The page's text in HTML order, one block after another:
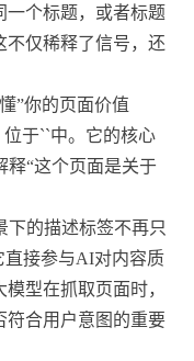
一个标题，或者标题
仅稀释了信号，还
”你的页面价值
位于``中。它的核心
释“这个页面是关于
下的描述标签不再只
接参与AI对内容质
型在抓取页面时，
符合用户意图的重要